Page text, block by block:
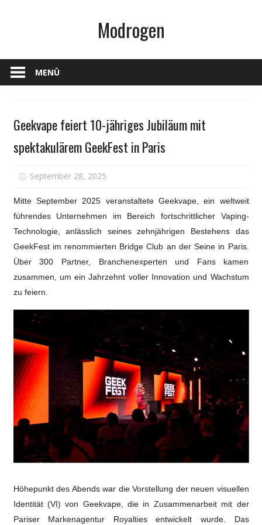
Modrogen
MENÜ
Geekvape feiert 10-jähriges Jubiläum mit
spektakulärem GeekFest in Paris
September 28, 2025
feiert
10-
jähriges
Jubiläum
mit
Mitte September 2025 veranstaltete Geekvape, ein weltweit
führendes Unternehmen im Bereich fortschrittlicher Vaping-
Technologie, anlässlich seines zehnjährigen Bestehens das
GeekFest im renommierten Bridge Club an der Seine in Paris.
Über 300 Partner, Branchenexperten und Fans kamen
zusammen, um ein Jahrzehnt voller Innovation und Wachstum
zu feiern.
Höhepunkt des Abends war die Vorstellung der neuen visuellen
Identität (VI) von Geekvape, die in Zusammenarbeit mit der
Pariser Markenagentur Royalties entwickelt wurde. Das